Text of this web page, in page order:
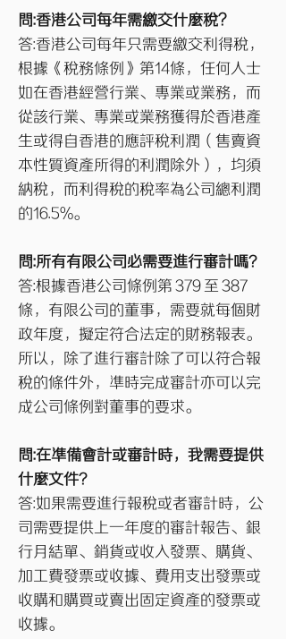
問:香港公司每年需繳交什麼稅？
答:香港公司每年只需要繳交利得稅，
根據《稅務條例》第14條，任何人士
如在香港經營行業、專業或業務，而
從該行業、專業或業務獲得於香港產
生或得自香港的應評稅利潤（售賣資
本性質資產所得的利潤除外），均須
納稅，而利得稅的稅率為公司總利潤
的16.5%。
問:所有有限公司必需要進行審計嗎?
答:根據香港公司條例第 379 至 387
條，有限公司的董事，需要就每個財
政年度，擬定符合法定的財務報表。
所以，除了進行審計除了可以符合報
稅的條件外，準時完成審計亦可以完
成公司條例對董事的要求。
問:在準備會計或審計時，我需要提供
什麼文件?
答:如果需要進行報稅或者審計時，公
司需要提供上一年度的審計報告、銀
行月結單、銷貨或收入發票、購貨、
加工費發票或收據、費用支出發票或
收購和購買或賣出固定資產的發票或
收據。